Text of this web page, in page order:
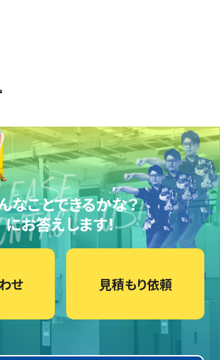
なことできるかな？
にお答えします！
せ 見積もり依頼